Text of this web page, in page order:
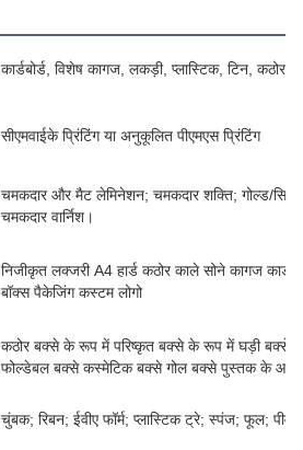
कार्डबोर्ड, विशेष कागज, लकड़ी, प्लास्टिक, टिन, कठोर
सीएमवाईके प्रिंटिंग या अनुकूलित पीएमएस प्रिंटिंग
चमकदार और मैट लेमिनेशन; चमकदार शक्ति; गोल्ड/
चमकदार वार्निश।
निजीकृत लक्जरी A4 हार्ड कठोर काले सोने कागज
बॉक्स पैकेजिंग कस्टम लोगो
कठोर बक्से के रूप में परिष्कृत बक्से के रूप में घड़ी
फोल्डेबल बक्से कस्मेटिक बक्से गोल बक्से पुस्तक के
चुंबक; रिबन; ईवीए फॉर्म; प्लास्टिक ट्रे; स्पंज; फूल;